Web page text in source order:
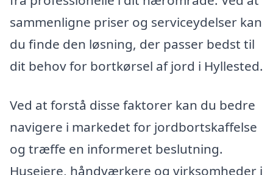
sammenligne priser og serviceydelser kan
du finde den løsning, der passer bedst til
dit behov for bortkørsel af jord i Hyllested.
Ved at forstå disse faktorer kan du bedre
navigere i markedet for jordbortskaffelse
og træffe en informeret beslutning.
Husejere, håndværkere og virksomheder i